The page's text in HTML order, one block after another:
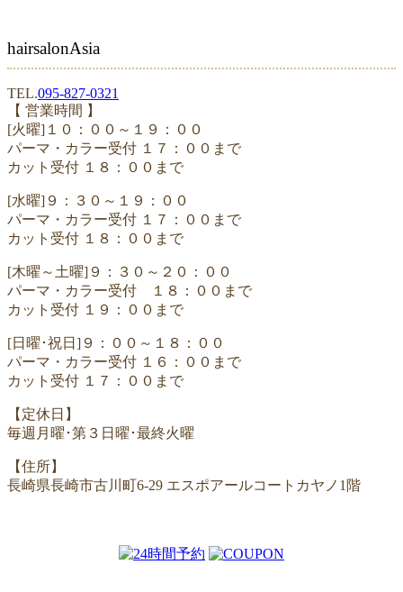
hairsalonAsia
TEL.095-827-0321
【 営業時間 】
[火曜]１０：００～１９：００
パーマ・カラー受付 １７：００まで
カット受付 １８：００まで
[水曜]９：３０～１９：００
パーマ・カラー受付 １７：００まで
カット受付 １８：００まで
[木曜～土曜]９：３０～２０：００
パーマ・カラー受付 １８：００まで
カット受付 １９：００まで
[日曜･祝日]９：００～１８：００
パーマ・カラー受付 １６：００まで
カット受付 １７：００まで
【定休日】
毎週月曜･第３日曜･最終火曜
【住所】
長崎県長崎市古川町6-29 エスポアールコートカヤノ1階